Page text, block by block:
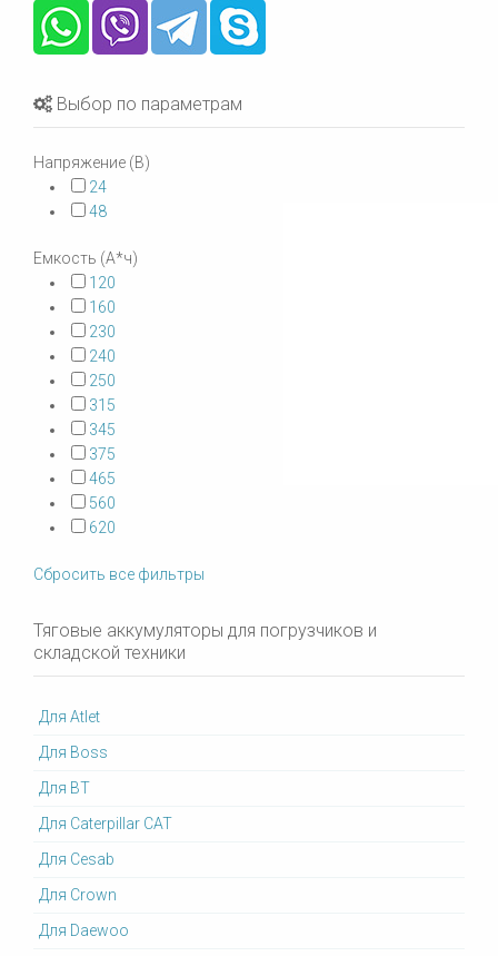
Выбор по параметрам
Напряжение (В)
24
48
Емкость (А*ч)
120
160
230
240
250
315
345
375
465
560
620
Сбросить все фильтры
Тяговые аккумуляторы для погрузчиков и
складской техники
Для Atlet
Для Boss
Для BT
Для Caterpillar CAT
Для Cesab
Для Crown
Для Daewoo